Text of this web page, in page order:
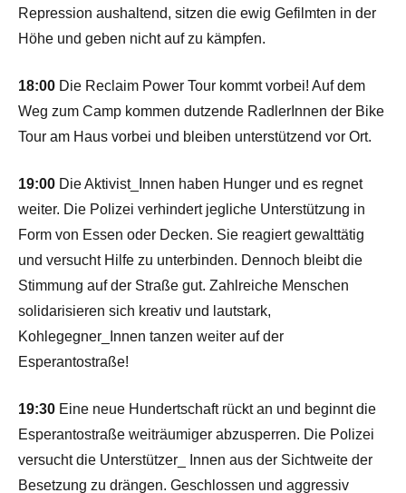
Repression aushaltend, sitzen die ewig Gefilmten in der
Höhe und geben nicht auf zu kämpfen.
18:00 Die Reclaim Power Tour kommt vorbei! Auf dem
Weg zum Camp kommen dutzende RadlerInnen der Bike
Tour am Haus vorbei und bleiben unterstützend vor Ort.
19:00 Die Aktivist_Innen haben Hunger und es regnet
weiter. Die Polizei verhindert jegliche Unterstützung in
Form von Essen oder Decken. Sie reagiert gewalttätig
und versucht Hilfe zu unterbinden. Dennoch bleibt die
Stimmung auf der Straße gut. Zahlreiche Menschen
solidarisieren sich kreativ und lautstark,
Kohlegegner_Innen tanzen weiter auf der
Esperantostraße!
19:30 Eine neue Hundertschaft rückt an und beginnt die
Esperantostraße weiträumiger abzusperren. Die Polizei
versucht die Unterstützer_ Innen aus der Sichtweite der
Besetzung zu drängen. Geschlossen und aggressiv